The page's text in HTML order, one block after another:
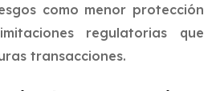
como menor protección
regulatorias que
transacciones.